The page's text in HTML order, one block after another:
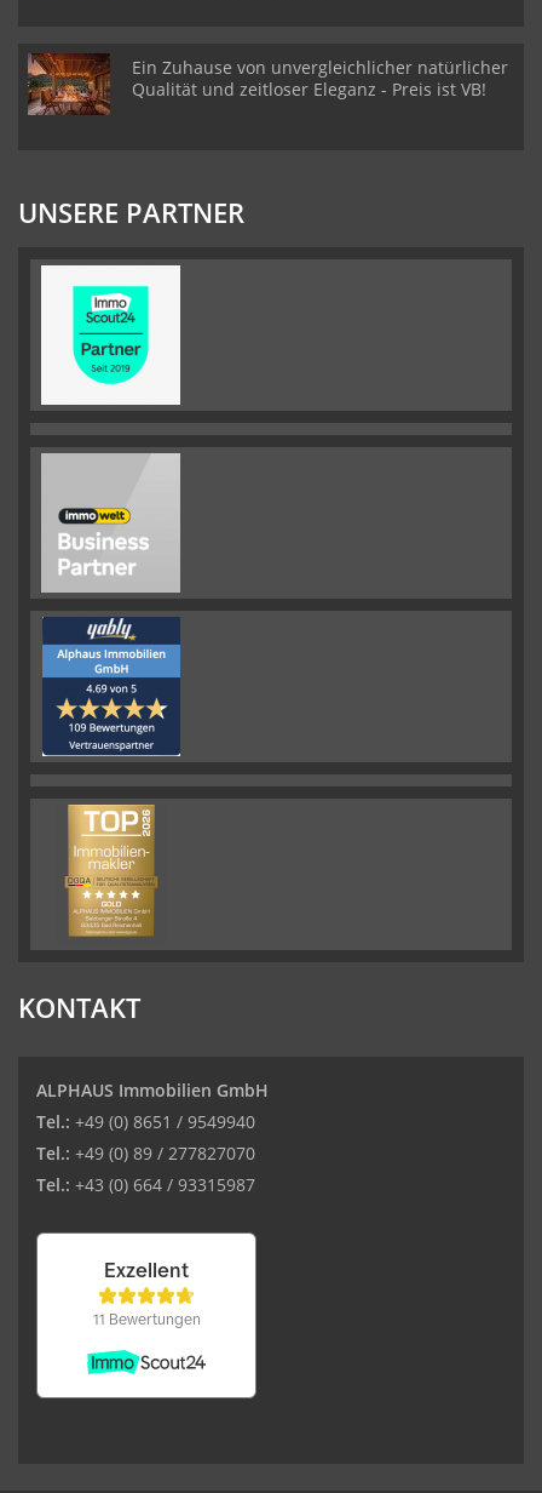
Ein Zuhause von unvergleichlicher natürlicher
Qualität und zeitloser Eleganz - Preis ist VB!
UNSERE PARTNER
KONTAKT
ALPHAUS Immobilien GmbH
Tel.: +49 (0) 8651 / 9549940
Tel.: +49 (0) 89 / 277827070
Tel.: +43 (0) 664 / 93315987